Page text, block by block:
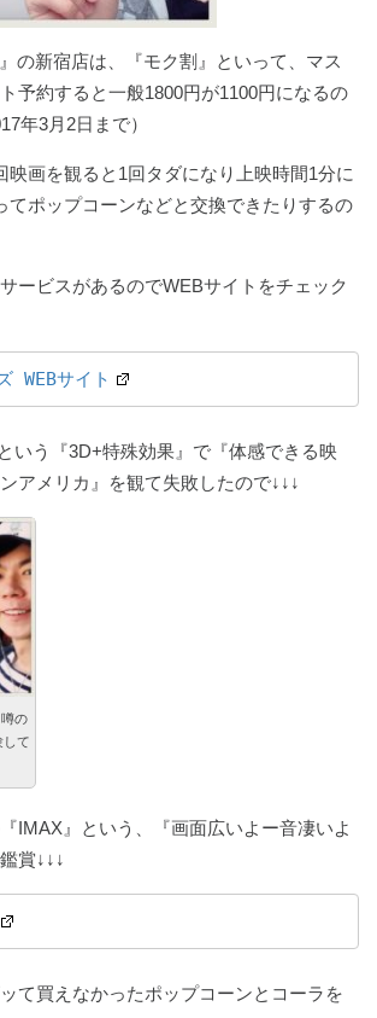
の新宿店は、『モク割』といって、マス
予約すると一般1800円が1100円になるの
年3月2日まで）
映画を観ると1回タダになり上映時間1分に
てポップコーンなどと交換できたりするの
ービスがあるのでWEBサイトをチェック
WEBサイト
いう『3D+特殊効果』で『体感できる映
アメリカ』を観て失敗したので↓↓↓
の
して
IMAX』という、『画面広いよー音凄いよ
賞↓↓↓
て買えなかったポップコーンとコーラを